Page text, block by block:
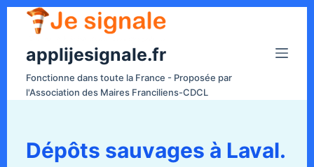
applijesignale.fr
Fonctionne dans toute la France - Proposée par
l'Association des Maires Franciliens-CDCL
Dépôts sauvages à Laval.